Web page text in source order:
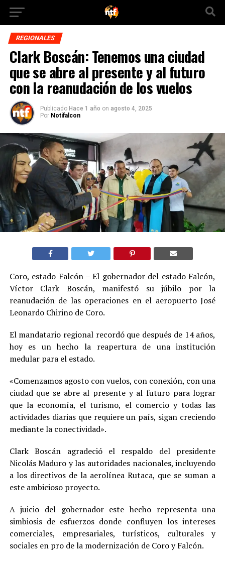
REGIONALES
Clark Boscán: Tenemos una ciudad
que se abre al presente y al futuro
con la reanudación de los vuelos
Publicado Hace 1 año on agosto 4, 2025
Por Notifalcon
Coro, estado Falcón – El gobernador del estado Falcón,
Víctor Clark Boscán, manifestó su júbilo por la
reanudación de las operaciones en el aeropuerto José
Leonardo Chirino de Coro.
El mandatario regional recordó que después de 14 años,
hoy es un hecho la reapertura de una institución
medular para el estado.
«Comenzamos agosto con vuelos, con conexión, con una
ciudad que se abre al presente y al futuro para lograr
que la economía, el turismo, el comercio y todas las
actividades diarias que requiere un país, sigan creciendo
mediante la conectividad».
Clark Boscán agradeció el respaldo del presidente
Nicolás Maduro y las autoridades nacionales, incluyendo
a los directivos de la aerolínea Rutaca, que se suman a
este ambicioso proyecto.
A juicio del gobernador este hecho representa una
simbiosis de esfuerzos donde confluyen los intereses
comerciales, empresariales, turísticos, culturales y
sociales en pro de la modernización de Coro y Falcón.